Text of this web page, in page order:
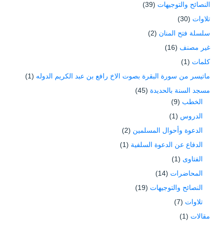
النصائح والتوجيهات (39)
تلاوات (30)
سلسلة فتح المنان (2)
غير مصنف (16)
كلمات (1)
ماتيسر من سورة البقرة بصوت الاخ رافع بن عبد الكريم الدوله (1)
مسجد السنة بالحديدة (45)
الخطب (9)
الدروس (1)
الدعوة وأحوال المسلمين (2)
الدفاع عن الدعوة السلفية (1)
الفتاوى (1)
المحاضرات (14)
النصائح والتوجيهات (19)
تلاوات (7)
مقالات (1)